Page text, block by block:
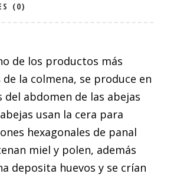
(0)
de los productos más
la colmena, se produce en
del abdomen de las abejas
usan la cera para
hexagonales de panal
miel y polen, además
deposita huevos y se crían